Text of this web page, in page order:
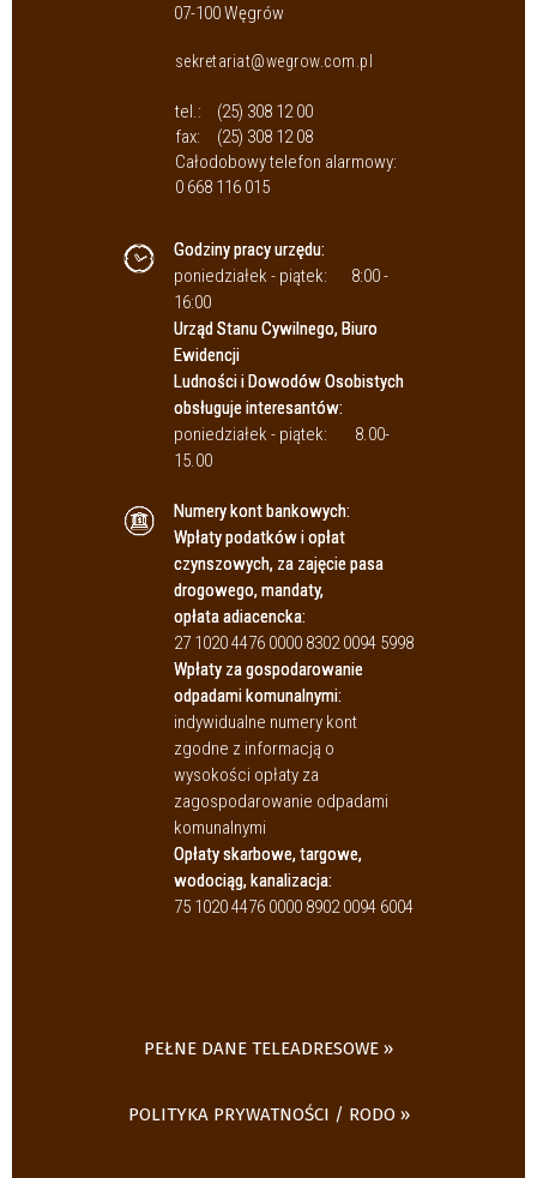
07-100 Węgrów
sekretariat@wegrow.com.pl
tel.:
(25) 308 12 00
fax:
(25) 308 12 08
Całodobowy telefon alarmowy:
0 668 116 015
Godziny pracy urzędu:
poniedziałek - piątek:
8:00 -
16:00
Urząd Stanu Cywilnego, Biuro
Ewidencji
Ludności i Dowodów Osobistych
obsługuje interesantów:
poniedziałek - piątek:
8.00-
15.00
Numery kont bankowych:
Wpłaty podatków i opłat
czynszowych, za zajęcie pasa
drogowego, mandaty,
opłata adiacencka:
27 1020 4476 0000 8302 0094 5998
Wpłaty za gospodarowanie
odpadami komunalnymi:
indywidualne numery kont
zgodne z informacją o
wysokości opłaty za
zagospodarowanie odpadami
komunalnymi
Opłaty skarbowe, targowe,
wodociąg, kanalizacja:
75 1020 4476 0000 8902 0094 6004
PEŁNE DANE TELEADRESOWE
POLITYKA PRYWATNOŚCI / RODO